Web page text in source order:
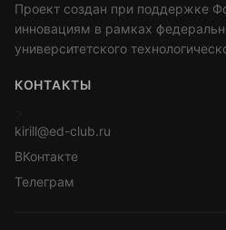
Проект создан при поддержке
инновациям в рамках
университетского
КОНТАКТЫ
>
kirill@ed-club.ru
ВКонтакте
Телеграм